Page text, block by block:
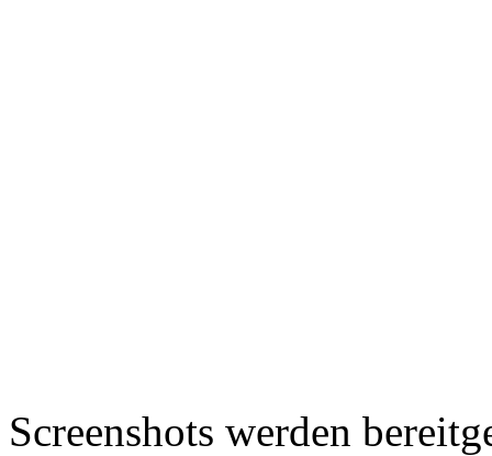
Screenshots werden